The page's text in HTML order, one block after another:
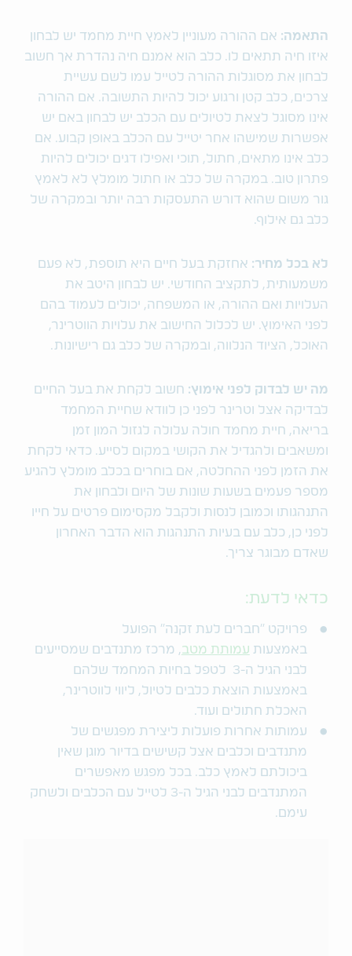
התאמה: אם ההורה מעוניין לאמץ חיית מחמד יש לבחון
איזו חיה תתאים לו. כלב הוא אמנם חיה נהדרת אך חשוב
לבחון את מסוגלות ההורה לטייל עמו לשם עשיית
צרכים, כלב קטן ורגוע יכול להיות התשובה. אם ההורה
אינו מסוגל לצאת לטיולים עם הכלב יש לבחון באם יש
אפשרות שמישהו אחר יטייל עם הכלב באופן קבוע. אם
כלב אינו מתאים, חתול, תוכי ואפילו דגים יכולים להיות
פתרון טוב. במקרה של כלב או חתול מומלץ לא לאמץ
גור משום שהוא דורש התעסקות רבה יותר ובמקרה של
כלב גם אילוף.
לא בכל מחיר: אחזקת בעל חיים היא תוספת, לא פעם
משמעותית, לתקציב החודשי. יש לבחון היטב את
העלויות ואם ההורה, או המשפחה, יכולים לעמוד בהם
לפני האימוץ. יש לכלול החישוב את עלויות הווטרינר,
האוכל, הציוד הנלווה, ובמקרה של כלב גם רישיונות.
מה יש לבדוק לפני אימוץ: חשוב לקחת את בעל החיים
לבדיקה אצל וטרינר לפני כן לוודא שחיית המחמד
בריאה, חיית מחמד חולה עלולה לגזול המון זמן
ומשאבים ולהגדיל את הקושי במקום לסייע. כדאי לקחת
את הזמן לפני ההחלטה, אם בוחרים בכלב מומלץ להגיע
מספר פעמים בשעות שונות של היום ולבחון את
התנהגותו וכמובן לנסות ולקבל מקסימום פרטים על חייו
לפני כן, כלב עם בעיות התנהגות הוא הדבר האחרון
שאדם מבוגר צריך.
כדאי לדעת:
פרויקט "חברים לעת זקנה" הפועל
באמצעות עמותת מטב, מרכז מתנדבים שמסייעים
לבני הגיל ה-3 לטפל בחיות המחמד שלהם
באמצעות הוצאת כלבים לטיול, ליווי לווטרינר,
האכלת חתולים ועוד.
עמותות אחרות פועלות ליצירת מפגשים של
מתנדבים וכלבים אצל קשישים בדיור מוגן שאין
ביכולתם לאמץ כלב. בכל מפגש מאפשרים
המתנדבים לבני הגיל ה-3 לטייל עם הכלבים ולשחק
עימם.